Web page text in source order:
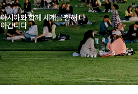
아시아와 함께 세계를 향해 나
아갑니다